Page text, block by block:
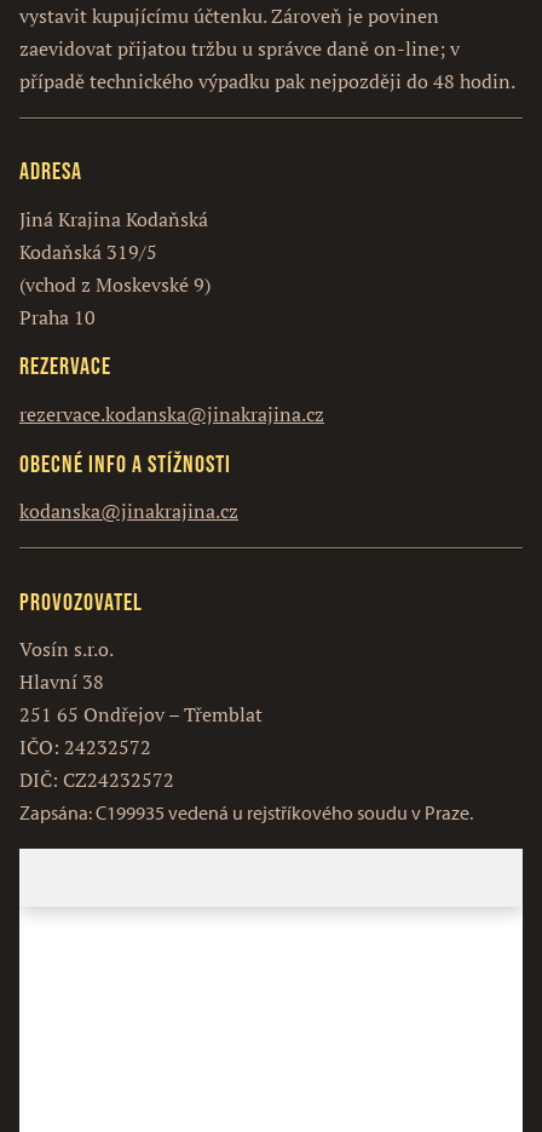
vystavit kupujícímu účtenku. Zároveň je povinen
zaevidovat přijatou tržbu u správce daně on-line; v
případě technického výpadku pak nejpozději do 48 hodin.
Adresa
Jiná Krajina Kodaňská
Kodaňská 319/5
(vchod z Moskevské 9)
Praha 10
Rezervace
rezervace.kodanska@jinakrajina.cz
Obecné info a stížnosti
kodanska@jinakrajina.cz
Provozovatel
Vosín s.r.o.
Hlavní 38
251 65 Ondřejov – Třemblat
IČO: 24232572
DIČ: CZ24232572
Zapsána: C199935 vedená u rejstříkového soudu v Praze.